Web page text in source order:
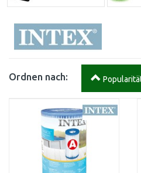
Ordnen nach: